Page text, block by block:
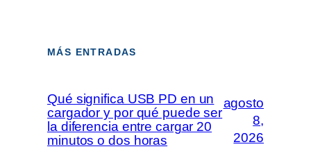
MÁS ENTRADAS
Qué significa USB PD en un
cargador y por qué puede ser
la diferencia entre cargar 20
minutos o dos horas
agosto
8,
2026